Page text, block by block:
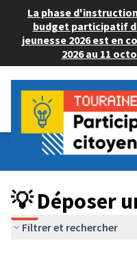
La phase
budget participatif
jeunesse 2026 est en
2026 au 11
Budget Participatif
💡 Déposer un projet
💡 Déposer
Filtrer et rechercher